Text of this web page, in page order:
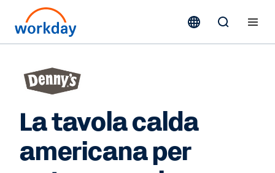
La tavola calda
americana per